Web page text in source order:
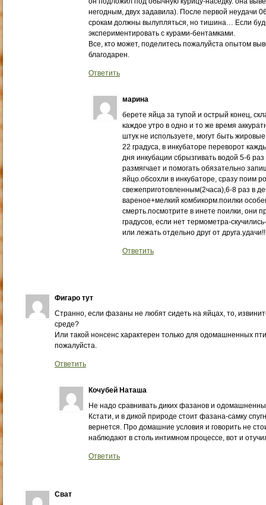
негодным, двух задавила). После первой неудачи
срокам должны вылупляться, но тишина… Если
экспериментировать с курами-бентамками.
Все, кто может, поделитесь пожалуйста опытом
благодарен.
Ответить
марина
берете яйца за тупой и острый конец,
каждое утро в одно и то же время
штук не используете, могут быть
22 градуса, в инкубаторе переворот
дня инкубации сбрызгивать водой 5-6
размягчает и помогать обязательно
яйцо.обсохли в инкубаторе, сразу поим
свежеприготовленным(2часа),6-8 раз в
вареное+мелкий комбикорм.поилки
смерть.посмотрите в инете поилки, они
градусов, если нет термометра-
или лежать отдельно друг от
Ответить
Фигаро тут
Странно, если фазаны не любят сидеть на яйцах, то,
среде?
Или такой нонсенс характерен только для одомашненных
пожалуйста.
Ответить
Кочубей Наташа
Не надо сравнивать диких фазанов и
Кстати, и в дикой природе стоит фазана-самку
вернется. Про домашние условия и говорить не
наблюдают в столь интимном процессе, вот и
Ответить
Сват